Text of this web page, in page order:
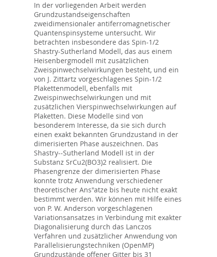
In der vorliegenden Arbeit werden
Grundzustandseigenschaften
zweidimensionaler antiferromagnetischer
Quantenspinsysteme untersucht. Wir
betrachten insbesondere das Spin-1/2
Shastry-Sutherland Modell, das aus einem
Heisenbergmodell mit zusätzlichen
Zweispinwechselwirkungen besteht, und ein
von J. Zittartz vorgeschlagenes Spin-1/2
Plakettenmodell, ebenfalls mit
Zweispinwechselwirkungen und mit
zusätzlichen Vierspinwechselwirkungen auf
Plaketten. Diese Modelle sind von
besonderem Interesse, da sie sich durch
einen exakt bekannten Grundzustand in der
dimerisierten Phase auszeichnen. Das
Shastry--Sutherland Modell ist in der
Substanz SrCu2(BO3)2 realisiert. Die
Phasengrenze der dimerisierten Phase
konnte trotz Anwendung verschiedener
theoretischer Ans"atze bis heute nicht exakt
bestimmt werden. Wir können mit Hilfe eines
von P. W. Anderson vorgeschlagenen
Variationsansatzes in Verbindung mit exakter
Diagonalisierung durch das Lanczos
Verfahren und zusätzlicher Anwendung von
Parallelisierungstechniken (OpenMP)
Grundzustände offener Gitter bis 31